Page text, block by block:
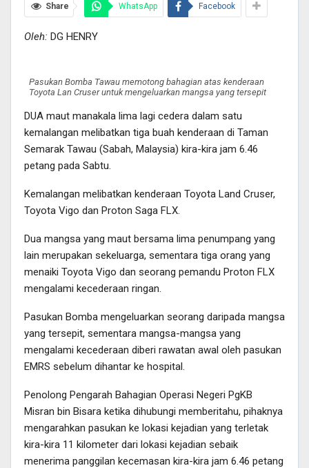
Share WhatsApp Facebook
Oleh: DG HENRY
Pasukan Bomba Tawau memotong bahagian atas kenderaan
Toyota Lan Cruser untuk mengeluarkan mangsa yang tersepit
DUA maut manakala lima lagi cedera dalam satu
kemalangan melibatkan tiga buah kenderaan di Taman
Semarak Tawau (Sabah, Malaysia) kira-kira jam 6.46
petang pada Sabtu.
Kemalangan melibatkan kenderaan Toyota Land Cruser,
Toyota Vigo dan Proton Saga FLX.
Dua mangsa yang maut bersama lima penumpang yang
lain merupakan sekeluarga, sementara tiga orang yang
menaiki Toyota Vigo dan seorang pemandu Proton FLX
mengalami kecederaan ringan.
Pasukan Bomba mengeluarkan seorang daripada mangsa
yang tersepit, sementara mangsa-mangsa yang
mengalami kecederaan diberi rawatan awal oleh pasukan
EMRS sebelum dihantar ke hospital.
Penolong Pengarah Bahagian Operasi Negeri PgKB
Misran bin Bisara ketika dihubungi memberitahu, pihaknya
mengarahkan pasukan ke lokasi kejadian yang terletak
kira-kira 11 kilometer dari lokasi kejadian sebaik
menerima panggilan kecemasan kira-kira jam 6.46 petang